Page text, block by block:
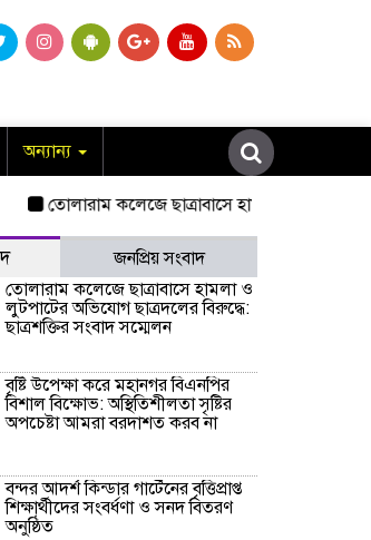
অন্যান্য
তোলারাম কলেজে ছাত্রাবাসে হামলা ও লুটপাটের
জনপ্রিয় সংবাদ
তোলারাম কলেজে ছাত্রাবাসে হামলা ও
লুটপাটের অভিযোগ ছাত্রদলের বিরুদ্ধে:
ছাত্রশক্তির সংবাদ সম্মেলন
বৃষ্টি উপেক্ষা করে মহানগর বিএনপির
বিশাল বিক্ষোভ: অস্থিতিশীলতা সৃষ্টির
অপচেষ্টা আমরা বরদাশত করব না
বন্দর আদর্শ কিন্ডার গার্টেনের বৃত্তিপ্রাপ্ত
শিক্ষার্থীদের সংবর্ধণা ও সনদ বিতরণ
অনুষ্ঠিত